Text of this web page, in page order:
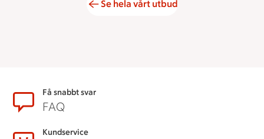
Se hela vårt utbud
SidfotFå snabbt svar
FAQ
Kundservice